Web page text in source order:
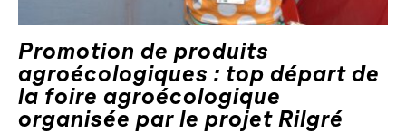
Promotion de produits
agroécologiques : top départ de
la foire agroécologique
organisée par le projet Rilgré